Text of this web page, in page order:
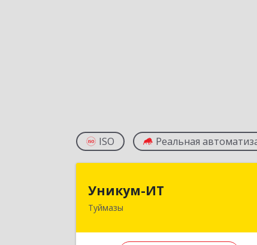
ISO Реальная
Уникум-ИТ
Туймазы
Заводской пер, дом № 2,